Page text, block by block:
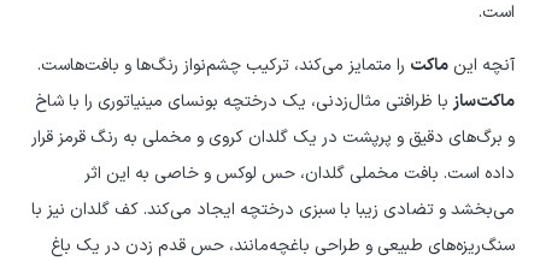
است.
آنچه این ماکت را متمایز می‌کند، ترکیب چشم‌نواز رنگ‌ها و بافت‌هاست.
ماکت‌سازبا ظرافتی مثال‌زدنی، یک درختچه بونسای مینیاتوری را با شاخ
و برگ‌های دقیق و پرپشت در یک گلدان کروی و مخملی به رنگ قرمز قرار
داده است. بافت مخملی گلدان، حس لوکس و خاصی به این اثر
می‌بخشد و تضادی زیبا با سبزی درختچه ایجاد می‌کند. کف گلدان نیز با
سنگ‌ریزه‌های طبیعی و طراحی باغچه‌مانند، حس قدم زدن در یک باغ